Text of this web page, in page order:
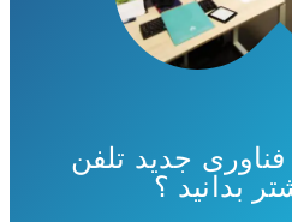
فناوری جدید تلفن
بدانید ؟